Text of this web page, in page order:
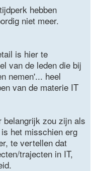
hebben
niet meer.
is hier te
van de leden die bij
nemen'... heel
van de materie IT
belangrijk zou zijn als
het misschien erg
te vertellen dat
trajecten in IT,